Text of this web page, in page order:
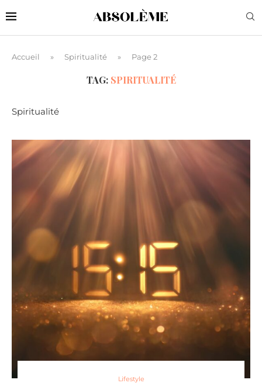
Accueil » Spiritualité » Page 2
TAG: SPIRITUALITÉ
Spiritualité
Lifestyle